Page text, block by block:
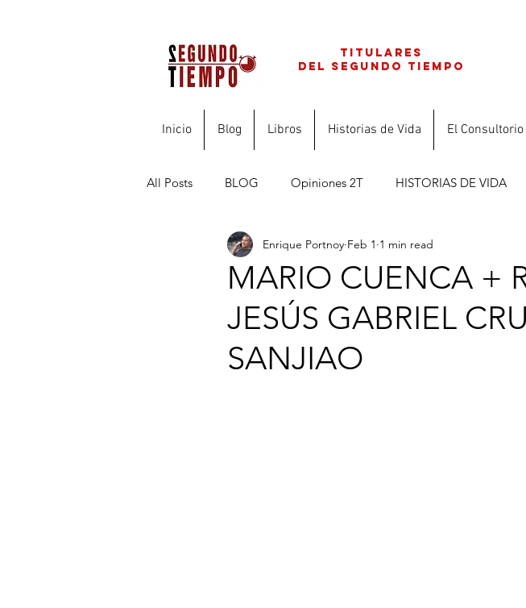
titulares
del segundo tiempo
Inicio Blog Libros Historias de Vida El Consultorio
All Posts BLOG Opiniones 2T HISTORIAS DE VIDA
FINANZAS PARA PROFESIONALES
MARIO CUENCA +
JESÚS GABRIEL
SANJIAO
Enrique Portnoy Feb 1 1 min read